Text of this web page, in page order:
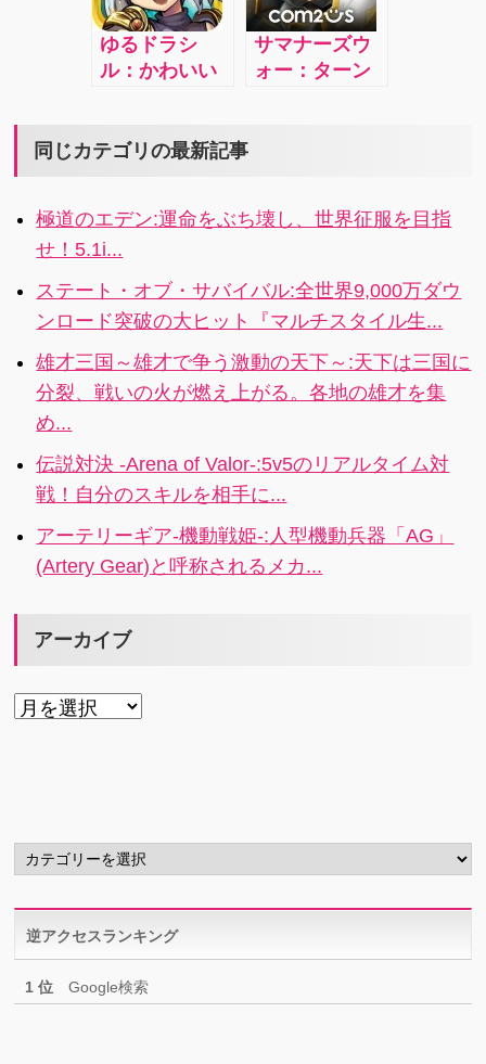
Crystals!
Trombone
Trombone
cartoon RPG!
ゆるドラシ
ル：かわいい
サマナーズウ
ォー：ターン
4.1i
同じカテゴリの最新記事
極道のエデン:運命をぶち壊し、世界征服を目指
せ！5.1i...
ステート・オブ・サバイバル:全世界9,000万ダウ
ンロード突破の大ヒット『マルチスタイル生...
雄才三国～雄才で争う激動の天下～:天下は三国に
分裂、戦いの火が燃え上がる。各地の雄才を集
め...
伝説対決 -Arena of Valor-:5v5のリアルタイム対
戦！自分のスキルを相手に...
アーテリーギア-機動戦姫-:人型機動兵器「AG」
(Artery Gear)と呼称されるメカ...
アーカイブ
ア
カ
テ
リ
ー逆アクセスランキング
1 位 Google検索